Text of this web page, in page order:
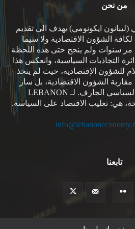
من نحن
(ليبانون ايكونومي) يهدف الى تقديم
الشؤون الاقتصادية ولا سيما
مر سنوات ولم ينجح حتى هذه اللحظة
التجاذبات السياسية، وانعكس هذا
للشؤون الإقتصادية، حيث لم يتخذ
الشؤون الاقتصادية، بل سار
والاقتصاد في التيار السياسي الجارف. لـ LEBANON
تابعنا